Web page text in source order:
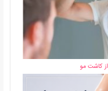
کاشت مو